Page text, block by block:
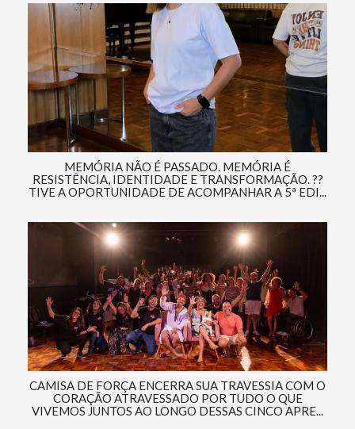
MEMÓRIA NÃO É PASSADO. MEMÓRIA É
RESISTÊNCIA, IDENTIDADE E TRANSFORMAÇÃO. ??
TIVE A OPORTUNIDADE DE ACOMPANHAR A 5ª EDI...
CAMISA DE FORÇA ENCERRA SUA TRAVESSIA COM O
CORAÇÃO ATRAVESSADO POR TUDO O QUE
VIVEMOS JUNTOS AO LONGO DESSAS CINCO APRE...